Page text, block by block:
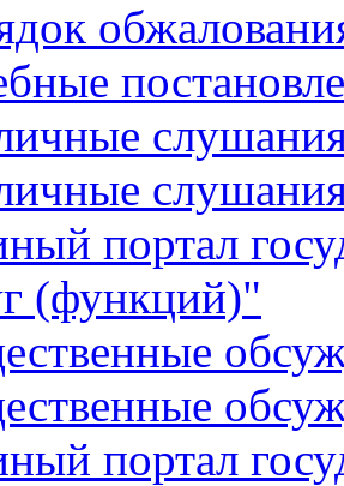
портал
(функций)"
портал